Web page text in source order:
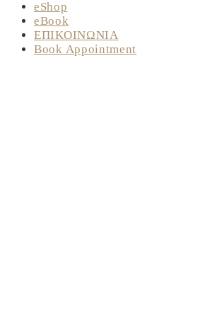
eShop
eBook
ΕΠΙΚΟΙΝΩΝΙΑ
Book Appointment